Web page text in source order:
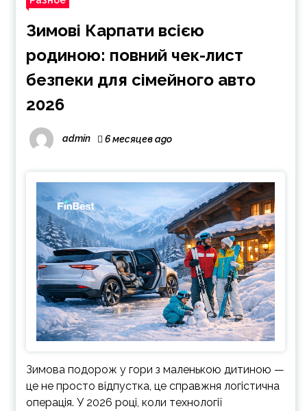
Зимові Карпати всією
родиною: повний чек-лист
безпеки для сімейного авто
2026
admin 6 месяцев ago
Зимова подорож у гори з маленькою дитиною —
це не просто відпустка, це справжня логістична
операція. У 2026 році, коли технології